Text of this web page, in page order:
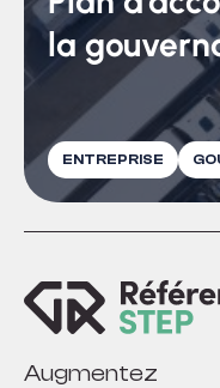
la
ENTREPRISE
Augmentez